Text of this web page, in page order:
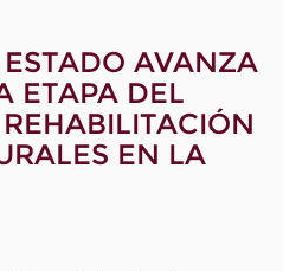
AVANZA
ETAPA DEL
EN LA